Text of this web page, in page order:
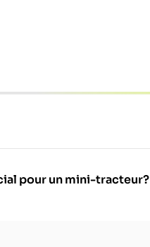
pour un mini-tracteur?